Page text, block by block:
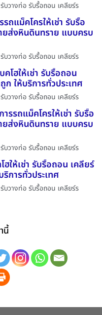
บวางท่อ รับรื้อถอน เคลียร์ร
ถแม็คโครให้เช่า รับรื้อ
ส่งหินดินทราย แบบครบ
บวางท่อ รับรื้อถอน เคลียร์ร
โฮให้เช่า รับรื้อถอน
ให้บริการทั่วประเทศ
บวางท่อ รับรื้อถอน เคลียร์ร
รรถแม็คโครให้เช่า รับรื้อ
ส่งหินดินทราย แบบครบ
บวางท่อ รับรื้อถอน เคลียร์ร
ให้เช่า รับรื้อถอน เคลียร์
การทั่วประเทศ
บวางท่อ รับรื้อถอน เคลียร์ร
นี้